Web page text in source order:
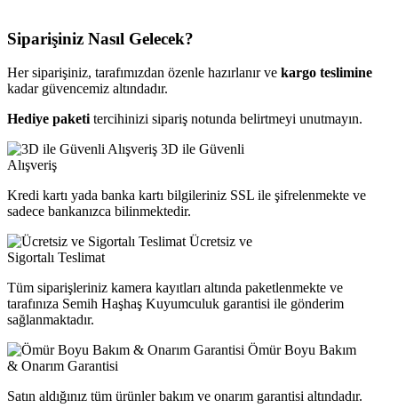
Siparişiniz Nasıl Gelecek?
Her siparişiniz, tarafımızdan özenle hazırlanır ve kargo teslimine
kadar güvencemiz altındadır.
Hediye paketi tercihinizi sipariş notunda belirtmeyi unutmayın.
3D ile Güvenli
Alışveriş
Kredi kartı yada banka kartı bilgileriniz SSL ile şifrelenmekte ve
sadece bankanızca bilinmektedir.
Ücretsiz ve
Sigortalı Teslimat
Tüm siparişleriniz kamera kayıtları altında paketlenmekte ve
tarafınıza Semih Haşhaş Kuyumculuk garantisi ile gönderim
sağlanmaktadır.
Ömür Boyu Bakım
& Onarım Garantisi
Satın aldığınız tüm ürünler bakım ve onarım garantisi altındadır.